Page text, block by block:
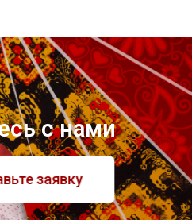
с нами
заявку